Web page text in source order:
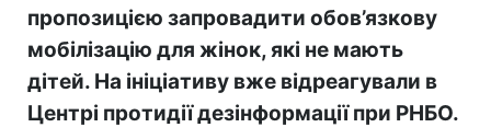
пропозицією запровадити обов’язкову
мобілізацію для жінок, які не мають
дітей. На ініціативу вже відреагували в
Центрі протидії дезінформації при РНБО.